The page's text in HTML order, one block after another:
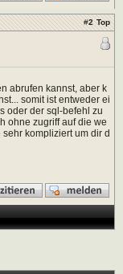
#2 Top
abrufen kannst, aber k
somit ist entweder ei
oder der sql-befehl zu
ohne zugriff auf die we
kompliziert um dir d